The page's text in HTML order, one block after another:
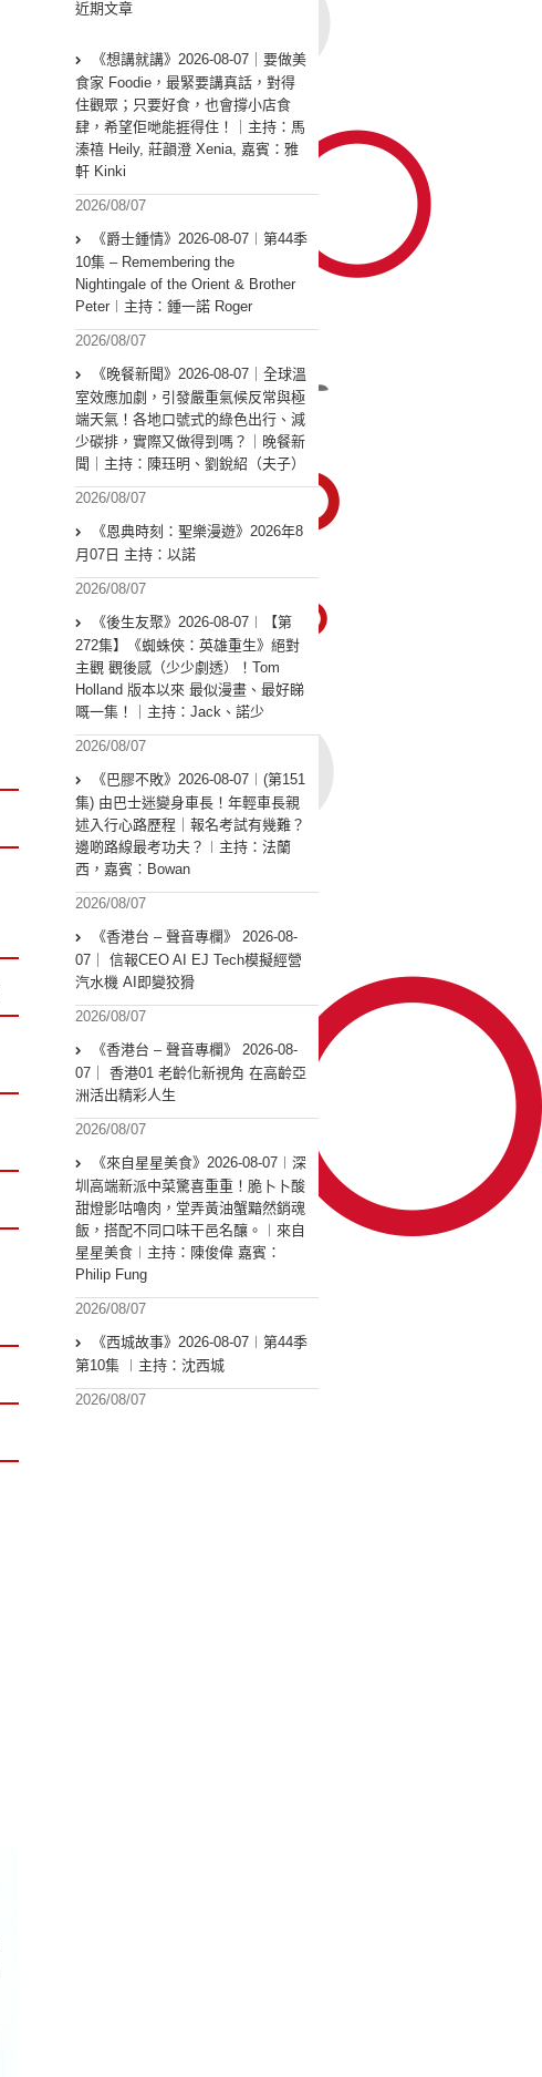
近期文章
《想講就講》2026-08-07｜要做美
食家 Foodie，最緊要講真話，對得
住觀眾；只要好食，也會撐小店食
肆，希望佢哋能捱得住！｜主持：馬
溱禧 Heily, 莊韻澄 Xenia, 嘉賓：雅
軒 Kinki
2026/08/07
《爵士鍾情》2026-08-07︱第44季
10集 – Remembering the
Nightingale of the Orient & Brother
Peter︱主持：鍾一諾 Roger
2026/08/07
《晚餐新聞》2026-08-07｜全球溫
室效應加劇，引發嚴重氣候反常與極
端天氣！各地口號式的綠色出行、減
少碳排，實際又做得到嗎？｜晚餐新
聞｜主持：陳珏明、劉銳紹（夫子）
2026/08/07
《恩典時刻：聖樂漫遊》2026年8
月07日 主持：以諾
2026/08/07
《後生友聚》2026-08-07︱【第
272集】《蜘蛛俠：英雄重生》絕對
主觀 觀後感（少少劇透）！Tom
Holland 版本以來 最似漫畫、最好睇
嘅一集！｜主持：Jack、諾少
2026/08/07
《巴膠不敗》2026-08-07︱(第151
集) 由巴士迷變身車長！年輕車長親
述入行心路歷程｜報名考試有幾難？
邊啲路線最考功夫？︱主持：法蘭
西，嘉賓︰Bowan
2026/08/07
《香港台 – 聲音專欄》 2026-08-
07｜ 信報CEO AI EJ Tech模擬經營
汽水機 AI即變狡猾
2026/08/07
《香港台 – 聲音專欄》 2026-08-
07｜ 香港01 老齡化新視角 在高齡亞
洲活出精彩人生
2026/08/07
《來自星星美食》2026-08-07︱深
圳高端新派中菜驚喜重重！脆卜卜酸
甜燈影咕嚕肉，堂弄黃油蟹黯然銷魂
飯，搭配不同口味干邑名釀。︱來自
星星美食︱主持：陳俊偉 嘉賓：
Philip Fung
2026/08/07
《西城故事》2026-08-07︱第44季
第10集 ︱主持：沈西城
2026/08/07